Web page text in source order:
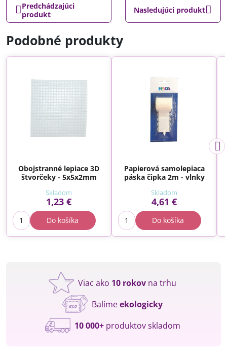
Predchádzajúci
produkt
Nasledujúci produkt
Podobné produkty
Obojstranné lepiace 3D
štvorčeky - 5x5x2mm
Skladom
1,23 €
Do košíka
Papierová samolepiaca
páska čipka 2m - vlnky
Skladom
4,61 €
Do košíka
Viac ako 10 rokov na trhu
Balímeekologicky
10 000+produktov skladom